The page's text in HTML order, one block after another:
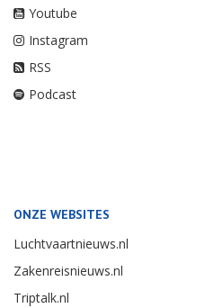
Youtube
Instagram
RSS
Podcast
ONZE WEBSITES
Luchtvaartnieuws.nl
Zakenreisnieuws.nl
Triptalk.nl